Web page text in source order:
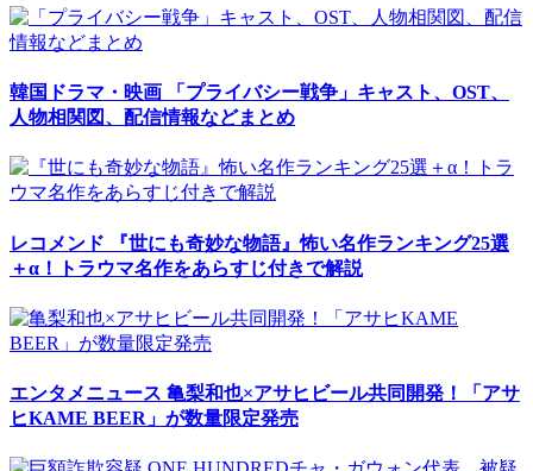
韓国ドラマ・映画 「プライバシー戦争」キャスト、OST、
人物相関図、配信情報などまとめ
レコメンド 『世にも奇妙な物語』怖い名作ランキング25選
＋α！トラウマ名作をあらすじ付きで解説
エンタメニュース 亀梨和也×アサヒビール共同開発！「アサ
ヒKAME BEER」が数量限定発売